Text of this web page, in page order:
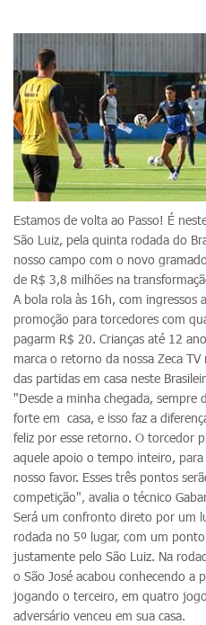
Estamos de volta ao Passo! É
São Luiz, pela quinta rodada do
nosso campo com o novo
de R$ 3,8 milhões na
A bola rola às 16h, com ingressos
promoção para torcedores com
pagarm R$ 20. Crianças até 12
marca o retorno da nossa Zeca
das partidas em casa neste
"Desde a minha chegada, sempre
forte em casa, e isso faz a
feliz por esse retorno. O torcedor
aquele apoio o tempo inteiro,
nosso favor. Esses três pontos
competição", avalia o técnico
Será um confronto direto por um
rodada no 5º lugar, com um
justamente pelo São Luiz. Na
o São José acabou conhecendo a
jogando o terceiro, em quatro
adversário venceu em sua casa.